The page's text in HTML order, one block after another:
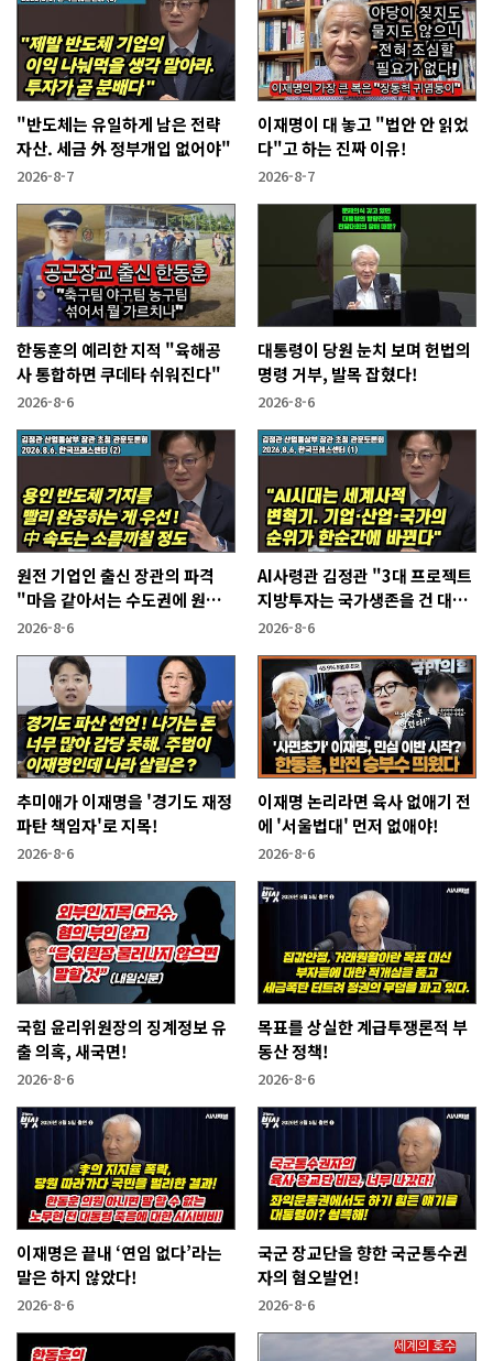
"반도체는 유일하게 남은 전략
자산. 세금 外 정부개입 없어야"
2026-8-7
이재명이 대 놓고 "법안 안 읽었
다"고 하는 진짜 이유!
2026-8-7
한동훈의 예리한 지적 "육해공
사 통합하면 쿠데타 쉬워진다"
2026-8-6
대통령이 당원 눈치 보며 헌법의
명령 거부, 발목 잡혔다!
2026-8-6
원전 기업인 출신 장관의 파격
"마음 같아서는 수도권에 원전
짓고싶다"
2026-8-6
AI사령관 김정관 "3대 프로젝트
지방투자는 국가생존을 건 대전
략"
2026-8-6
추미애가 이재명을 '경기도 재정
파탄 책임자'로 지목!
2026-8-6
이재명 논리라면 육사 없애기 전
에 '서울법대' 먼저 없애야!
2026-8-6
국힘 윤리위원장의 징계정보 유
출 의혹, 새국면!
2026-8-6
목표를 상실한 계급투쟁론적 부
동산 정책!
2026-8-6
이재명은 끝내 ‘연임 없다’라는
말은 하지 않았다!
2026-8-6
국군 장교단을 향한 국군통수권
자의 혐오발언!
2026-8-6